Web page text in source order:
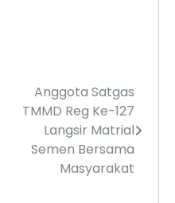
Anggota Satgas
TMMD Reg Ke-127
Langsir Matrial
Semen Bersama
Masyarakat